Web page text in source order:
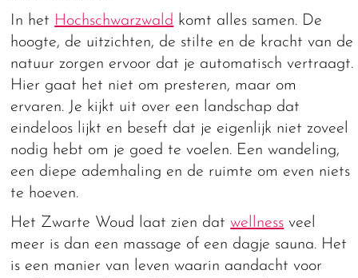
In het Hochschwarzwald komt alles samen. De
hoogte, de uitzichten, de stilte en de kracht van de
natuur zorgen ervoor dat je automatisch vertraagt.
Hier gaat het niet om presteren, maar om
ervaren. Je kijkt uit over een landschap dat
eindeloos lijkt en beseft dat je eigenlijk niet zoveel
nodig hebt om je goed te voelen. Een wandeling,
een diepe ademhaling en de ruimte om even niets
te hoeven.
Het Zwarte Woud laat zien datwellness veel
meer is dan een massage of een dagje sauna. Het
is een manier van leven waarin aandacht voor